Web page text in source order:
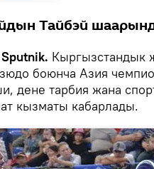
Тайбэй
Кыргызстандык
боюнча Азия
дене тарбия жана
кызматы кабарлады.